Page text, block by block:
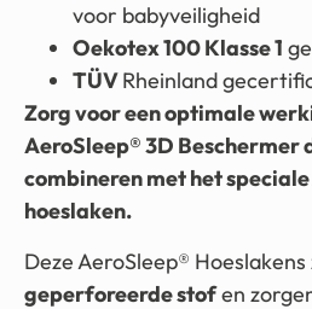
voor babyveiligheid
Oekotex 100 Klasse 1
TÜVRheinland
Zorg voor een optimale
AeroSleep® 3D Beschermer
combineren met het
hoeslaken.
Deze AeroSleep®
geperforeerde stofen